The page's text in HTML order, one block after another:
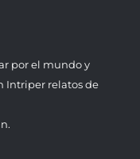
por el mundo y
Intriper relatos de